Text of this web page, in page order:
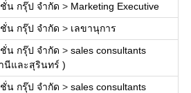
น กรุ๊ป จำกัด > Marketing Executive
น กรุ๊ป จำกัด > เลขานุการ
น กรุ๊ป จำกัด > sales consultants
นีและสุรินทร์ )
น กรุ๊ป จำกัด > sales consultants